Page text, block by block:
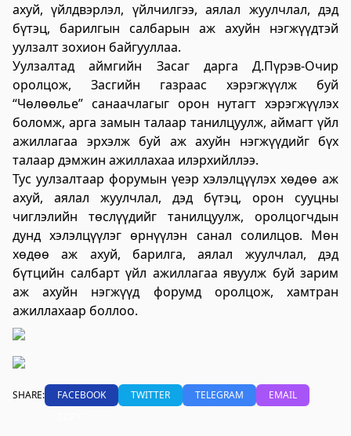
Дорноговь аймаг дахь Төрийн цахим
үйлчилгээний "ХУРДАН" төв
2023-06-06 13:37:31
Дэлгэрэнгүй
Говьсүмбэр аймаг дахь Төрийн цахим
үйлчилгээний хэлтэс
2023-06-05 22:55:03
Дэлгэрэнгүй
Хөдөлмөр, халамжийн үйлчилгээний
газар
2023-06-06 06:47:28
Дэлгэрэнгүй
Улсын бүртгэлийн хэлтэс
2023-06-06 06:41:23
Дэлгэрэнгүй
Цагдаагийн газар
ахуй, үйлдвэрлэл, үйлчилгээ, аялал жуулчлал, дэд
бүтэц, барилгын салбарын аж ахуйн нэгжүүдтэй
уулзалт зохион байгууллаа.
Уулзалтад аймгийн Засаг дарга Д.Пүрэв-Очир
оролцож, Засгийн газраас хэрэгжүүлж буй
“Чөлөөлье” санаачлагыг орон нутагт хэрэгжүүлэх
боломж, арга замын талаар танилцуулж, аймагт үйл
ажиллагаа эрхэлж буй аж ахуйн нэгжүүдийг бүх
талаар дэмжин ажиллахаа илэрхийллээ.
Тус уулзалтаар форумын үеэр хэлэлцүүлэх хөдөө аж
ахуй, аялал жуулчлал, дэд бүтэц, орон сууцны
чиглэлийн төслүүдийг танилцуулж, оролцогчдын
дунд хэлэлцүүлэг өрнүүлэн санал солилцов. Мөн
хөдөө аж ахуй, барилга, аялал жуулчлал, дэд
бүтцийн салбарт үйл ажиллагаа явуулж буй зарим
аж ахуйн нэгжүүд форумд оролцож, хамтран
ажиллахаар боллоо.
SHARE: FACEBOOK TWITTER TELEGRAM
EMAIL